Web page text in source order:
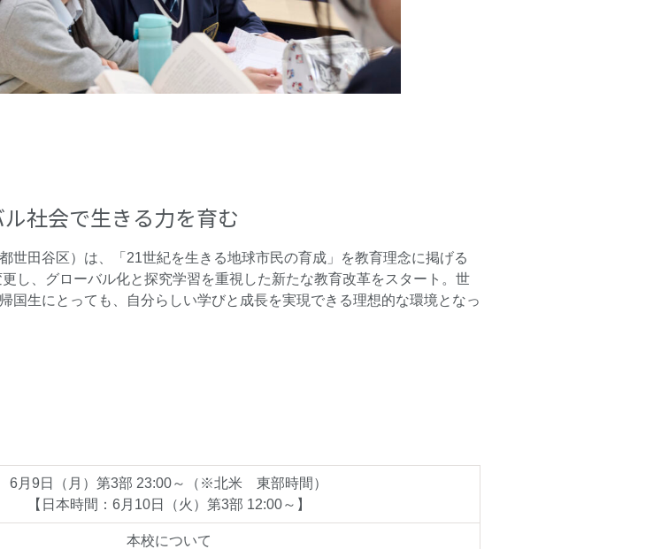
社会で生きる力を育む
世田谷区）は、「21世紀を生きる地球市民の育成」を教育理念に掲げる
し、グローバル化と探究学習を重視した新たな教育改革をスタート。世
国生にとっても、自分らしい学びと成長を実現できる理想的な環境となっ
6月9日（月）第3部 23:00～（※北米 東部時間）
【日本時間：6月10日（火）第3部 12:00～】
本校について